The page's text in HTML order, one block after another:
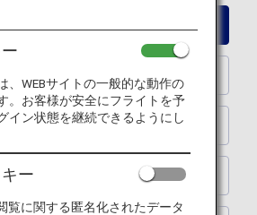
、WEBサイトの一般的な動作の
。お客様が安全にフライトを予
イン状態を継続できるようにし
ー
覧に関する匿名化されたデータ